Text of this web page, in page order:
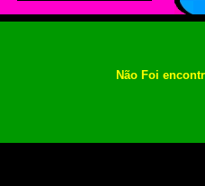
Não Foi